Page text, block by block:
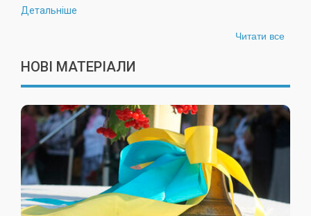
Детальніше
Читати все
НОВІ МАТЕРІАЛИ